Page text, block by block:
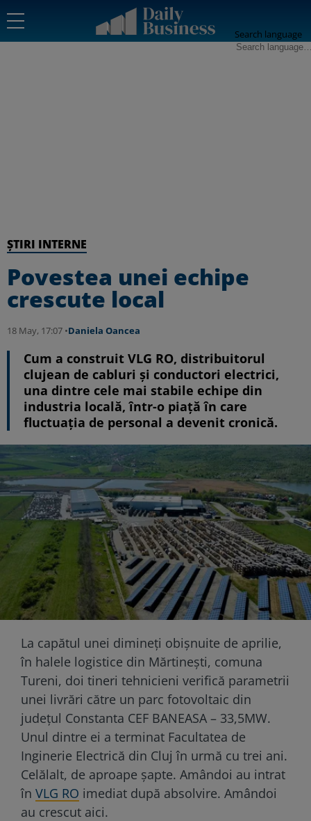
Search language
ȘTIRI INTERNE
Povestea unei echipe
crescute local
18 May, 17:07 •Daniela Oancea
Cum a construit VLG RO, distribuitorul
clujean de cabluri și conductori electrici,
una dintre cele mai stabile echipe din
industria locală, într-o piață în care
fluctuația de personal a devenit cronică.
La capătul unei dimineți obișnuite de aprilie,
în halele logistice din Mărtinești, comuna
Tureni, doi tineri tehnicieni verifică parametrii
unei livrări către un parc fotovoltaic din
județul Constanta CEF BANEASA – 33,5MW.
Unul dintre ei a terminat Facultatea de
Inginerie Electrică din Cluj în urmă cu trei ani.
Celălalt, de aproape șapte. Amândoi au intrat
în VLG RO imediat după absolvire. Amândoi
au crescut aici.